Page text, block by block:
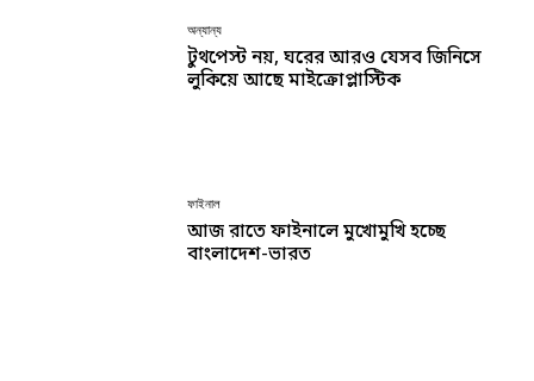
অন্যান্য
টুথপেস্ট নয়, ঘরের আরও যেসব জিনিসে
লুকিয়ে আছে মাইক্রোপ্লাস্টিক
ফাইনাল
আজ রাতে ফাইনালে মুখোমুখি হচ্ছে
বাংলাদেশ-ভারত